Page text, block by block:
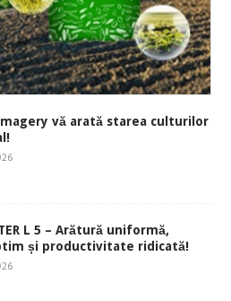
vă arată starea culturilor
L 5 – Arătură uniformă,
și productivitate ridicată!